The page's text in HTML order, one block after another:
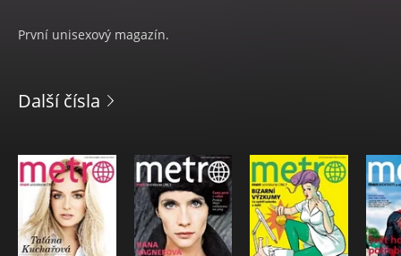
První unisexový magazín.
Další čísla